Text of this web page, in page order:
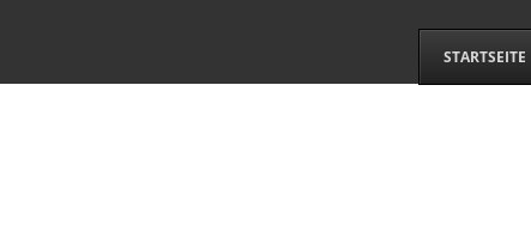
STARTSEITE